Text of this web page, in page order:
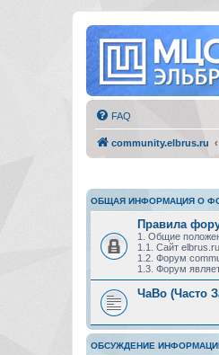
FAQ
community.elbrus.ru
ОБЩАЯ ИНФОРМАЦИЯ О
Правила
1. Общие
1.1. Сайт
1.2. Форум
1.3. Форум
ЧаВо (Часто
ОБСУЖДЕНИЕ